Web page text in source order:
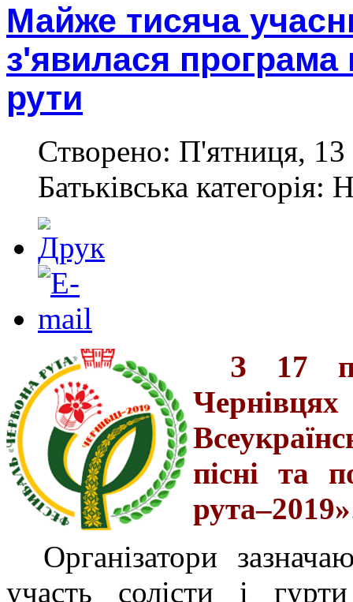
Майже тисяча
з'явилася програма
рути
Створено: П'ятниця, 13
Батьківська категорія:
З 17
пісні та
рута–2019»
Організатори
участь солісти і